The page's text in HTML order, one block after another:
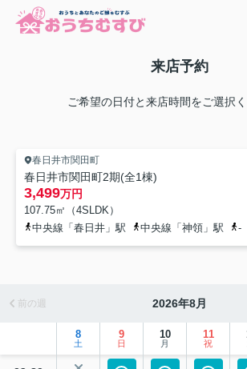
来店予約
ご希望の日付と来店時間をご選択く
春日井市関田町
春日井市関田町2期(全1棟)
3,499万円
107.75㎡（4SLDK）
中央線「春日井」駅
中央線「神領」駅 -
前の週 2026年8月
8
土
9
日
10
月
11
祝